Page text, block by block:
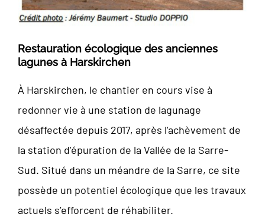
Restauration écologique des anciennes
lagunes à Harskirchen
À Harskirchen, le chantier en cours vise à
redonner vie à une station de lagunage
désaffectée depuis 2017, après l’achèvement de
la station d’épuration de la Vallée de la Sarre-
Sud. Situé dans un méandre de la Sarre, ce site
possède un potentiel écologique que les travaux
actuels s’efforcent de réhabiliter.